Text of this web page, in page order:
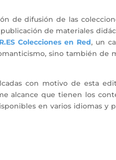
de difusión de las
de materiales
Colecciones en Red, un
sino también de
con motivo de esta
alcance que tienen los
en varios idiomas y